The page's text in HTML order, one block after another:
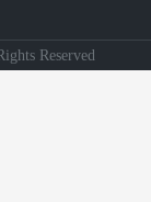
Reserved